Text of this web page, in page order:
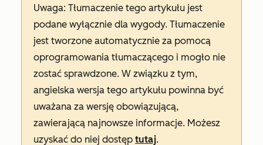
Uwaga: Tłumaczenie tego artykułu jest
podane wyłącznie dla wygody. Tłumaczenie
jest tworzone automatycznie za pomocą
oprogramowania tłumaczącego i mogło nie
zostać sprawdzone. W związku z tym,
angielska wersja tego artykułu powinna być
uważana za wersję obowiązującą,
zawierającą najnowsze informacje. Możesz
uzyskać do niej dostęp tutaj.